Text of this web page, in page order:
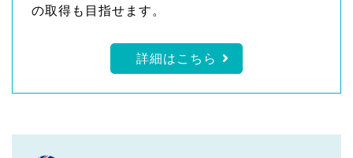
の取得も目指せます。
詳細はこちら